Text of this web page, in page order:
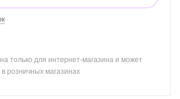
только для интернет-магазина и может
розничных магазинах